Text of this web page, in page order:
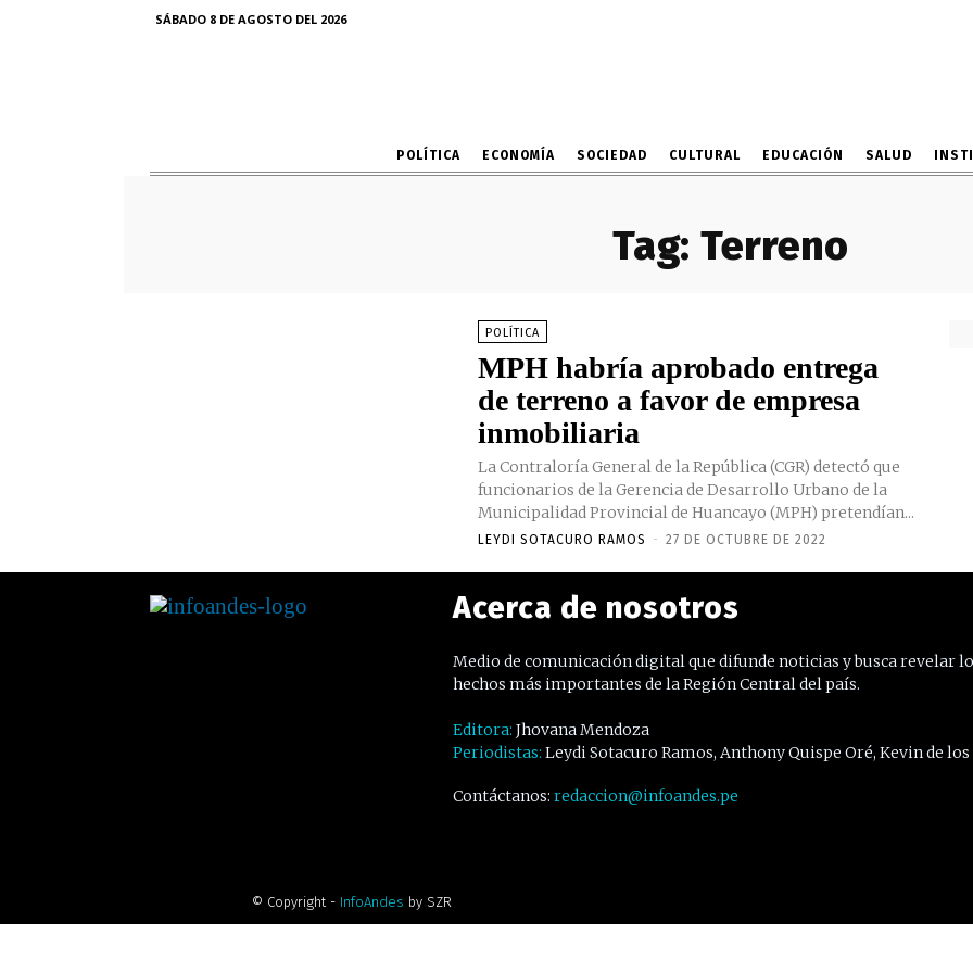
SÁBADO 8 DE AGOSTO DEL 2026
POLÍTICA ECONOMÍA SOCIEDAD CULTURAL EDUCACIÓN SALUD
Tag: Terreno
POLÍTICA
MPH habría aprobado entrega
de terreno a favor de empresa
inmobiliaria
La Contraloría General de la República (CGR) detectó que
funcionarios de la Gerencia de Desarrollo Urbano de la
Municipalidad Provincial de Huancayo (MPH) pretendían...
LEYDI SOTACURO RAMOS - 27 DE OCTUBRE DE 2022
Acerca de nosotros
Medio de comunicación digital que difunde noticias y busca revelar
hechos más importantes de la Región Central del país.
Editora: Jhovana Mendoza
Periodistas: Leydi Sotacuro Ramos, Anthony Quispe Oré, Kevin de los
Contáctanos: redaccion@infoandes.pe
© Copyright - InfoAndes by SZR